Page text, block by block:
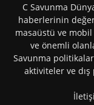
C Savunma
haberlerinin
masaüstü ve
ve önemli
Savunma
aktiviteler ve dış